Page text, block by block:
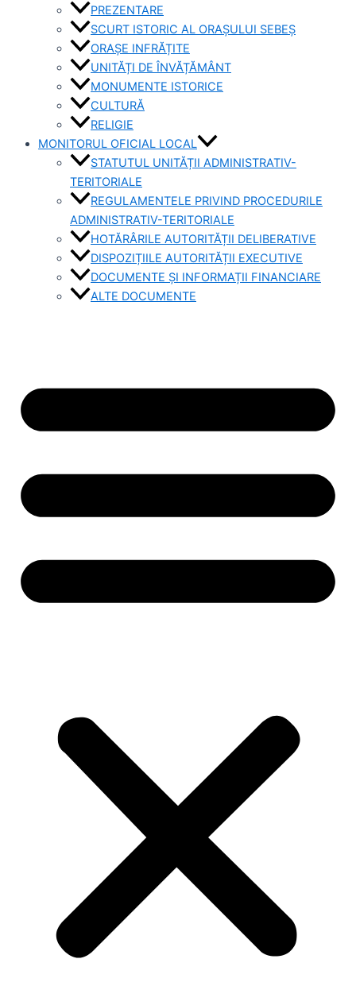
PREZENTARE
SCURT ISTORIC AL ORAȘULUI SEBEȘ
ORAȘE INFRĂȚITE
UNITĂȚI DE ÎNVĂȚĂMÂNT
MONUMENTE ISTORICE
CULTURĂ
RELIGIE
MONITORUL OFICIAL LOCAL
STATUTUL UNITĂȚII ADMINISTRATIV-
TERITORIALE
REGULAMENTELE PRIVIND PROCEDURILE
ADMINISTRATIV-TERITORIALE
HOTĂRÂRILE AUTORITĂȚII DELIBERATIVE
DISPOZIȚIILE AUTORITĂȚII EXECUTIVE
DOCUMENTE ȘI INFORMAȚII FINANCIARE
ALTE DOCUMENTE